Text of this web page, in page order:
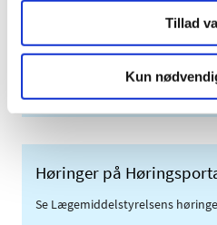
Tillad
Kun
Sikkerhedsmeddelelser om
(med søgefunktion)
Høringer på
Se Lægemiddelstyrelsens